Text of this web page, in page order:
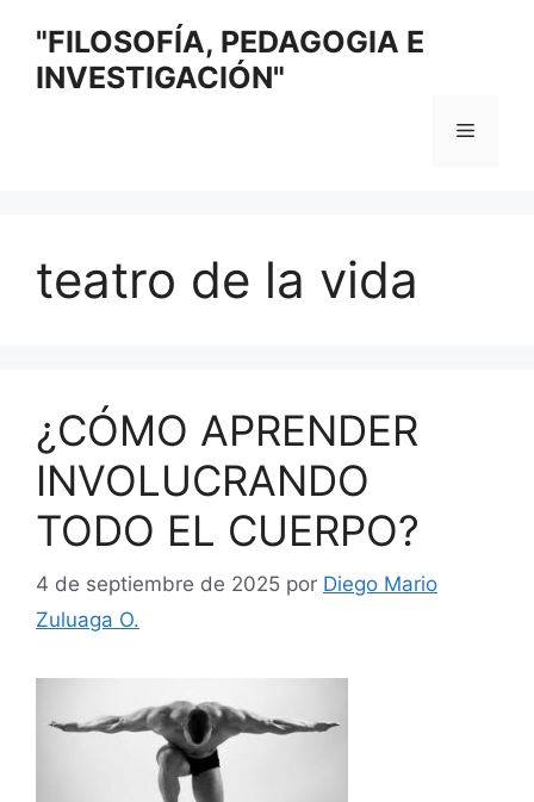
contenido
"FILOSOFÍA, PEDAGOGIA E
INVESTIGACIÓN"
Menú
teatro de la vida
¿CÓMO APRENDER
INVOLUCRANDO
TODO EL CUERPO?
4 de septiembre de 2025 por Diego Mario
Zuluaga O.